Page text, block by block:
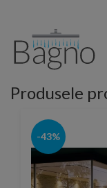
Produsele
-43%